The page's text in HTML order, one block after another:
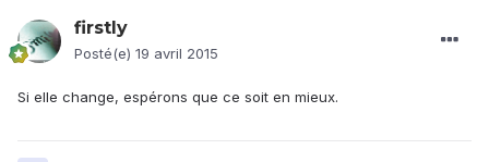
firstly
Posté(e) 19 avril 2015
Si elle change, espérons que ce soit en mieux.